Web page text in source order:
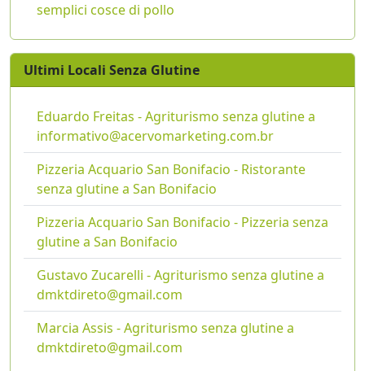
semplici cosce di pollo
Ultimi Locali Senza Glutine
Eduardo Freitas - Agriturismo senza glutine a
informativo@acervomarketing.com.br
Pizzeria Acquario San Bonifacio - Ristorante
senza glutine a San Bonifacio
Pizzeria Acquario San Bonifacio - Pizzeria senza
glutine a San Bonifacio
Gustavo Zucarelli - Agriturismo senza glutine a
dmktdireto@gmail.com
Marcia Assis - Agriturismo senza glutine a
dmktdireto@gmail.com